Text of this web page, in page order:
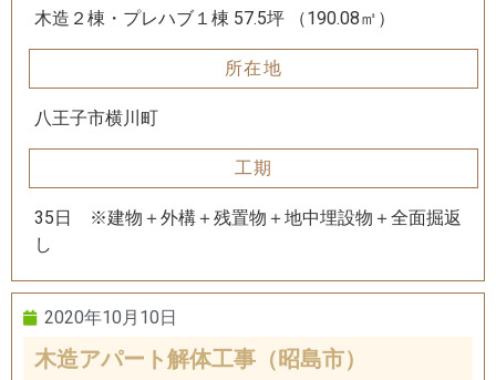
木造２棟・プレハブ１棟 57.5坪 （190.08㎡）
所在地
八王子市横川町
工期
35日 ※建物＋外構＋残置物＋地中埋設物＋全面掘返
し
2020年10月10日
木造アパート解体工事（昭島市）